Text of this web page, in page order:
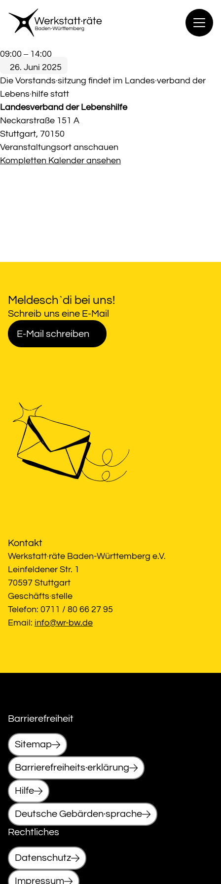
Inhalt
springen
Vorstands·sitzung
WR
Ba-
Wü
09:00 – 14:00
26. Juni 2025
Die Vorstands·sitzung findet im Landes·verband der
Lebens·hilfe statt
Landesverband der Lebenshilfe
Neckarstraße 151 A
Stuttgart, 70150
Veranstaltungsort anschauen
Kompletten Kalender ansehen
Meldesch`di bei uns!
Schreib uns eine E-Mail
E-Mail schreiben
Kontakt
Werkstatt·räte Baden-Württemberg e.V.
Leinfeldener Str. 1
70597 Stuttgart
Geschäfts·stelle
Telefon: 0711 / 80 66 27 95
Email: info@wr-bw.de
Barrierefreiheit
Sitemap
Barrierefreiheits·erklärung
Hilfe
Deutsche Gebärden·sprache
Rechtliches
Datenschutz
Impressum